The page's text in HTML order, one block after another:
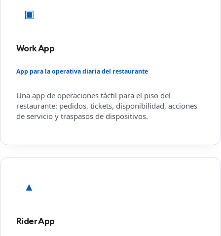
▣
Work App
App para la operativa diaria del restaurante
Una app de operaciones táctil para el piso del
restaurante: pedidos, tickets, disponibilidad, acciones
de servicio y traspasos de dispositivos.
▲
Rider App